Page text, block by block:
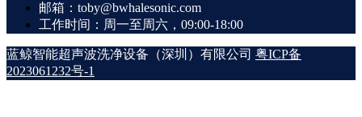
邮箱：toby@bwhalesonic.com
工作时间：周一至周六，09:00-18:00
蓝鲸智能超声波洗净设备（深圳）有限公司 粤ICP备
2023061232号-1